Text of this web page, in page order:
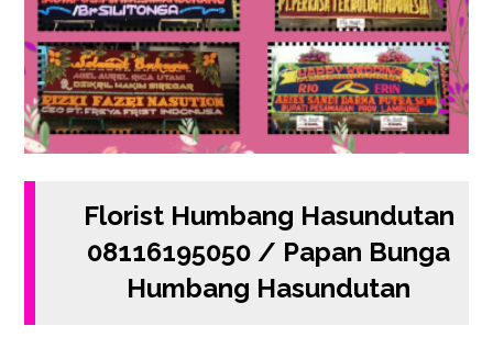
Florist Humbang Hasundutan
08116195050 / Papan Bunga
Humbang Hasundutan